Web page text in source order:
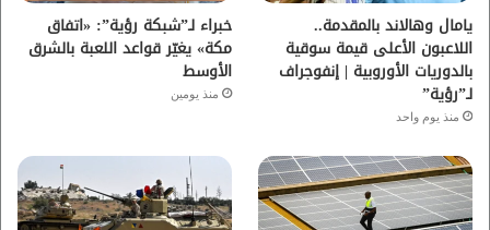
ا
م
يامال وهالاند بالمقدمة..
اللاعبون الأعلى قيمة سوقية
بالدوريات الأوروبية | إنفوجراف
لـ”رؤية”
منذ يوم واحد
خبراء لـ”شبكة رؤية”: «اتفاق
مكة» يغيّر قواعد اللعبة بالشرق
الأوسط
منذ يومين